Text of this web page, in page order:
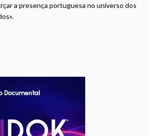
a presença portuguesa no universo dos